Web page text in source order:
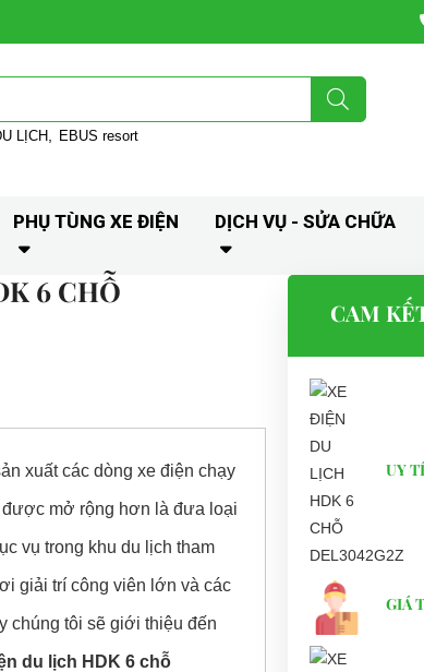
LỊCH EBUS resort
PHỤ TÙNG XE ĐIỆN DỊCH VỤ - SỬA CHỮA
6 CHỖ
xuất các dòng xe điện chạy
mở rộng hơn là đưa loại
vụ trong khu du lịch tham
giải trí công viên lớn và các
chúng tôi sẽ giới thiệu đến
du lịch HDK 6 chỗ
CAM
UY
GIÁ